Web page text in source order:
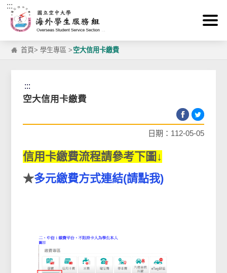
跳到主要內容區塊
:::
首頁>學生專區 > 空大信用卡繳費
:::
空大信用卡繳費
日期：112-05-05
信用卡繳費流程請參考下圖↓
★多元繳費方式連結(請點我)